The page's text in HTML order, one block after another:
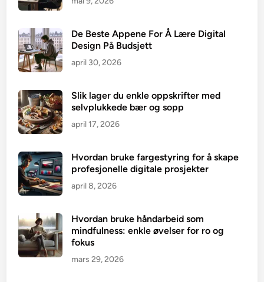
De Beste Appene For Å Lære Digital
Design På Budsjett
april 30, 2026
Slik lager du enkle oppskrifter med
selvplukkede bær og sopp
april 17, 2026
Hvordan bruke fargestyring for å skape
profesjonelle digitale prosjekter
april 8, 2026
Hvordan bruke håndarbeid som
mindfulness: enkle øvelser for ro og
fokus
mars 29, 2026